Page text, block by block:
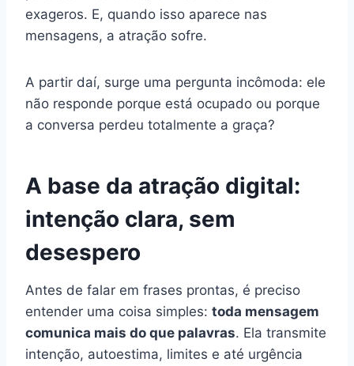
exageros. E, quando isso aparece nas
mensagens, a atração sofre.
A partir daí, surge uma pergunta incômoda: ele
não responde porque está ocupado ou porque
a conversa perdeu totalmente a graça?
A base da atração digital:
intenção clara, sem
desespero
Antes de falar em frases prontas, é preciso
entender uma coisa simples: toda mensagem
comunica mais do que palavras. Ela transmite
intenção, autoestima, limites e até urgência